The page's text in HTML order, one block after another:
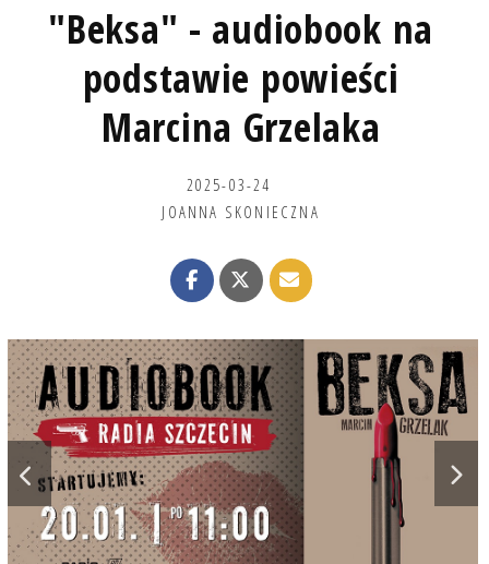
"Beksa" - audiobook na
podstawie powieści
Marcina Grzelaka
2025-03-24
JOANNA SKONIECZNA